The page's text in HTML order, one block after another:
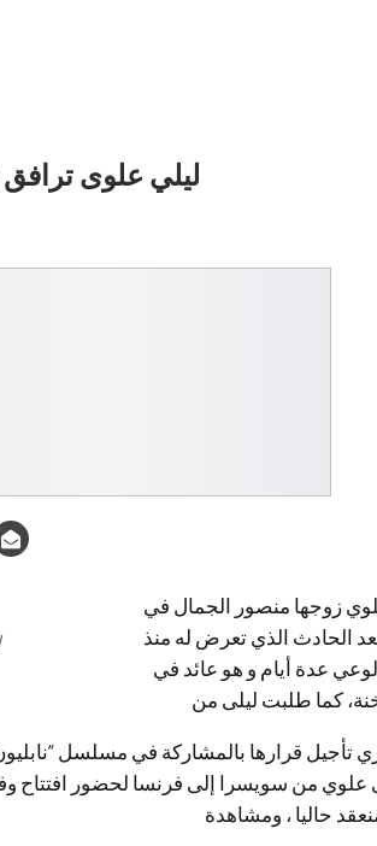
ليلي علوى
زوجها منصور الجمال في
الحادث الذي تعرض له منذ
عدة أيام و هو عائد في
كما طلبت ليلى من
تأجيل قرارها بالمشاركة في مسلسل
من سويسرا إلى فرنسا لحضور افتتاح
حاليا ، ومشاهدة